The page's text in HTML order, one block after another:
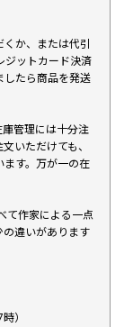
か、または代引
ジットカード決済
したら商品を発送
管理には十分注
いただけても、
ます。万が一の在
て作家による一点
の違いがあります
）